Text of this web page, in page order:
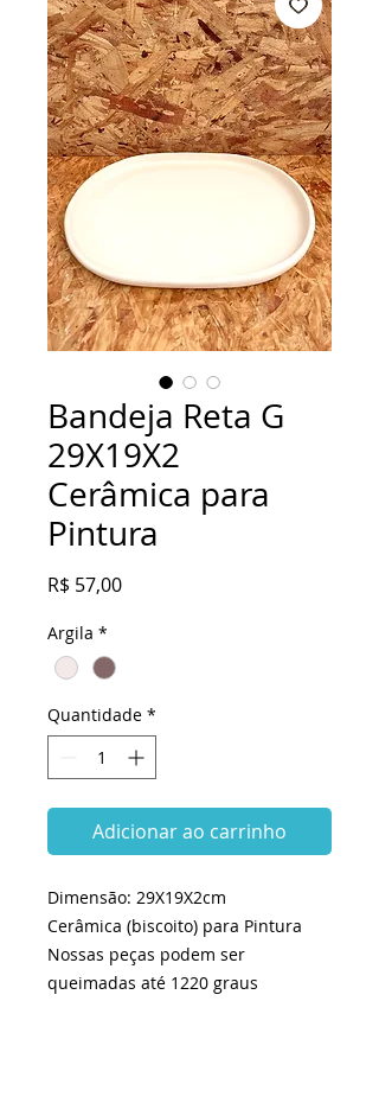
Bandeja Reta G
29X19X2
Cerâmica para
Pintura
R$ 57,00Preço
Argila *
Quantidade *
Adicionar ao carrinho
Dimensão: 29X19X2cm
Cerâmica (biscoito) para Pintura
Nossas peças podem ser
queimadas até 1220 graus